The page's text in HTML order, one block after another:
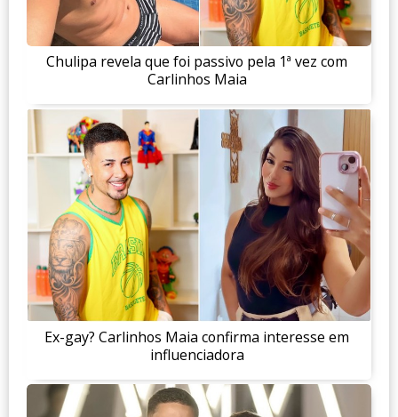
Chulipa revela que foi passivo pela 1ª vez com
Carlinhos Maia
Ex-gay? Carlinhos Maia confirma interesse em
influenciadora